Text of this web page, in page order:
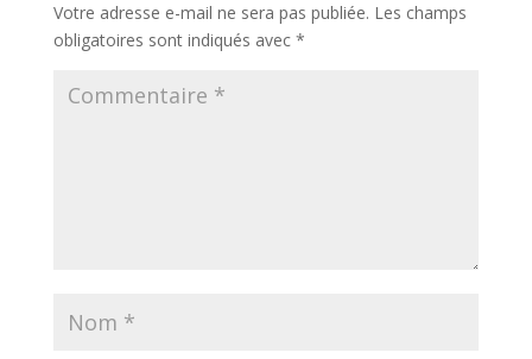
Votre adresse e-mail ne sera pas publiée. Les champs
obligatoires sont indiqués avec *